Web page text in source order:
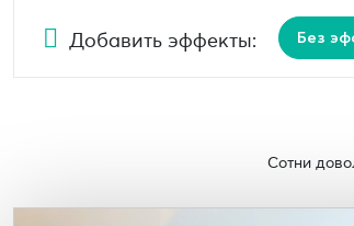
Добавить эффекты: Без
Сотни